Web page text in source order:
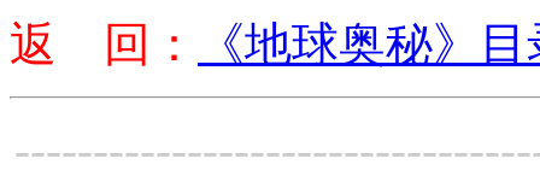
返 回：
《地球奥秘》